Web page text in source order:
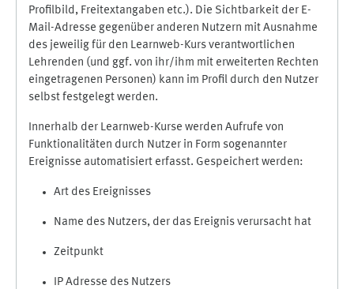
Profilbild, Freitextangaben etc.). Die Sichtbarkeit der E-
Mail-Adresse gegenüber anderen Nutzern mit Ausnahme
des jeweilig für den Learnweb-Kurs verantwortlichen
Lehrenden (und ggf. von ihr/ihm mit erweiterten Rechten
eingetragenen Personen) kann im Profil durch den Nutzer
selbst festgelegt werden.
Innerhalb der Learnweb-Kurse werden Aufrufe von
Funktionalitäten durch Nutzer in Form sogenannter
Ereignisse automatisiert erfasst. Gespeichert werden:
Art des Ereignisses
Name des Nutzers, der das Ereignis verursacht hat
Zeitpunkt
IP Adresse des Nutzers